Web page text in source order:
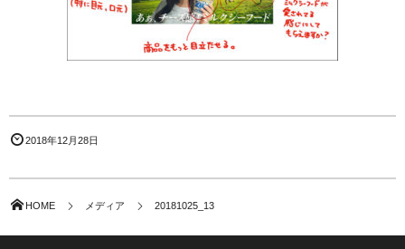
2018年12月28日
HOME メディア 20181025_13